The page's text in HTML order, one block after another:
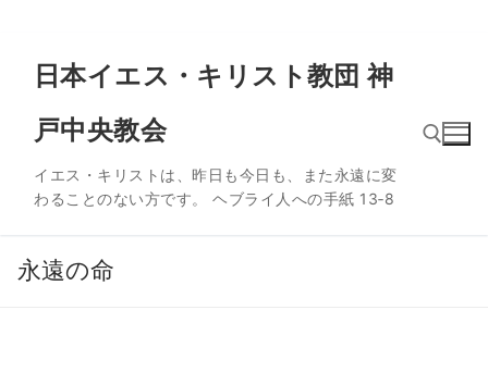
日本イエス・キリスト教団 神
戸中央教会
イエス・キリストは、昨日も今日も、また永遠に変
わることのない方です。 ヘブライ人への手紙 13‐8
永遠の命